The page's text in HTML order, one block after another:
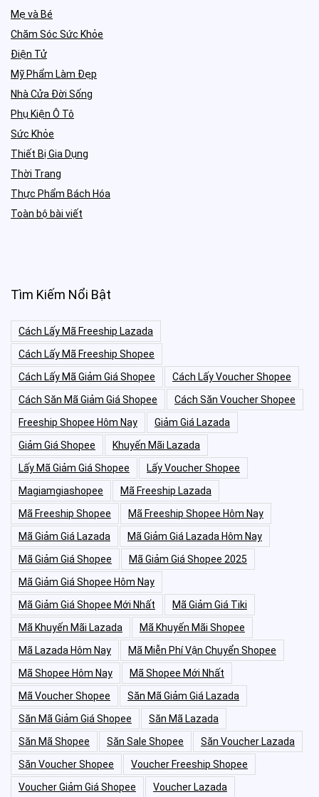
Mẹ và Bé
Chăm Sóc Sức Khỏe
Điện Tử
Mỹ Phẩm Làm Đẹp
Nhà Cửa Đời Sống
Phụ Kiện Ô Tô
Sức Khỏe
Thiết Bị Gia Dụng
Thời Trang
Thực Phẩm Bách Hóa
Toàn bộ bài viết
Tìm Kiếm Nổi Bật
Cách Lấy Mã Freeship Lazada
Cách Lấy Mã Freeship Shopee
Cách Lấy Mã Giảm Giá Shopee
Cách Lấy Voucher Shopee
Cách Săn Mã Giảm Giá Shopee
Cách Săn Voucher Shopee
Freeship Shopee Hôm Nay
Giảm Giá Lazada
Giảm Giá Shopee
Khuyến Mãi Lazada
Lấy Mã Giảm Giá Shopee
Lấy Voucher Shopee
Magiamgiashopee
Mã Freeship Lazada
Mã Freeship Shopee
Mã Freeship Shopee Hôm Nay
Mã Giảm Giá Lazada
Mã Giảm Giá Lazada Hôm Nay
Mã Giảm Giá Shopee
Mã Giảm Giá Shopee 2025
Mã Giảm Giá Shopee Hôm Nay
Mã Giảm Giá Shopee Mới Nhất
Mã Giảm Giá Tiki
Mã Khuyến Mãi Lazada
Mã Khuyến Mãi Shopee
Mã Lazada Hôm Nay
Mã Miễn Phí Vận Chuyển Shopee
Mã Shopee Hôm Nay
Mã Shopee Mới Nhất
Mã Voucher Shopee
Săn Mã Giảm Giá Lazada
Săn Mã Giảm Giá Shopee
Săn Mã Lazada
Săn Mã Shopee
Săn Sale Shopee
Săn Voucher Lazada
Săn Voucher Shopee
Voucher Freeship Shopee
Voucher Giảm Giá Shopee
Voucher Lazada